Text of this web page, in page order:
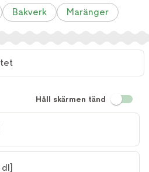
Bakverk Maränger
Håll skärmen tänd